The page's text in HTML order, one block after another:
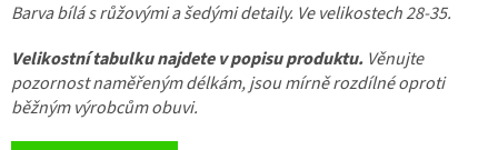
Barva bílá s růžovými a šedými detaily. Ve velikostech 28-35.
Velikostní tabulku najdete v popisu produktu. Věnujte
pozornost naměřeným délkám, jsou mírně rozdílné oproti
běžným výrobcům obuvi.